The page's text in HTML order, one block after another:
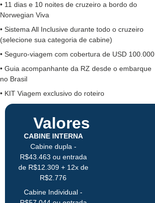
• 11 dias e 10 noites de cruzeiro a bordo do
Norwegian Viva
• Sistema All Inclusive durante todo o cruzeiro
(selecione sua categoria de cabine)
• Seguro-viagem com cobertura de USD 100.000
• Guia acompanhante da RZ desde o embarque
no Brasil
• KIT Viagem exclusivo do roteiro
Valores
CABINE INTERNA
Cabine dupla -
R$43.463 ou entrada
de R$12.309 + 12x de
R$2.776
Cabine Individual -